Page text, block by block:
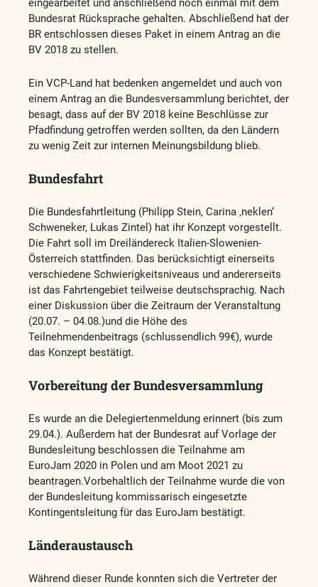
eingearbeitet und anschließend noch einmal mit dem
Bundesrat Rücksprache gehalten. Abschließend hat der
BR entschlossen dieses Paket in einem Antrag an die
BV 2018 zu stellen.
Ein VCP-Land hat bedenken angemeldet und auch von
einem Antrag an die Bundesversammlung berichtet, der
besagt, dass auf der BV 2018 keine Beschlüsse zur
Pfadfindung getroffen werden sollten, da den Ländern
zu wenig Zeit zur internen Meinungsbildung blieb.
Bundesfahrt
Die Bundesfahrtleitung (Philipp Stein, Carina ‚neklen‘
Schweneker, Lukas Zintel) hat ihr Konzept vorgestellt.
Die Fahrt soll im Dreiländereck Italien-Slowenien-
Österreich stattfinden. Das berücksichtigt einerseits
verschiedene Schwierigkeitsniveaus und andererseits
ist das Fahrtengebiet teilweise deutschsprachig. Nach
einer Diskussion über die Zeitraum der Veranstaltung
(20.07. – 04.08.)und die Höhe des
Teilnehmendenbeitrags (schlussendlich 99€), wurde
das Konzept bestätigt.
Vorbereitung der Bundesversammlung
Es wurde an die Delegiertenmeldung erinnert (bis zum
29.04.). Außerdem hat der Bundesrat auf Vorlage der
Bundesleitung beschlossen die Teilnahme am
EuroJam 2020 in Polen und am Moot 2021 zu
beantragen.Vorbehaltlich der Teilnahme wurde die von
der Bundesleitung kommissarisch eingesetzte
Kontingentsleitung für das EuroJam bestätigt.
Länderaustausch
Während dieser Runde konnten sich die Vertreter der